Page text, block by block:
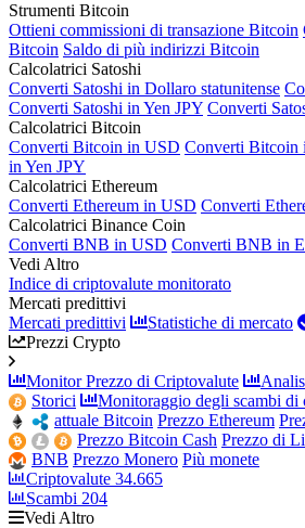
Strumenti Bitcoin
Ottieni commissioni di transazione Bitcoin
Bitcoin Saldo di più indirizzi Bitcoin
Calcolatrici Satoshi
Converti Satoshi in Dollaro statunitense
Converti Satoshi in Yen JPY Converti
Calcolatrici Bitcoin
Converti Bitcoin in USD Converti Bitcoin
in Yen JPY
Calcolatrici Ethereum
Converti Ethereum in USD Converti
Calcolatrici Binance Coin
Converti BNB in USD Converti BNB in
Vedi Altro
Indice di criptovalute monitorato
Mercati predittivi
Mercati predittivi
Statistiche di mercato
Prezzi Crypto
Monitor Prezzo di Criptovalute
Storici
Monitoraggio degli scambi di
attuale Bitcoin Prezzo Ethereum
Prezzo Bitcoin Cash Prezzo di
BNB Prezzo Monero Più monete
Criptovalute 34.665
Scambi 204
Vedi Altro